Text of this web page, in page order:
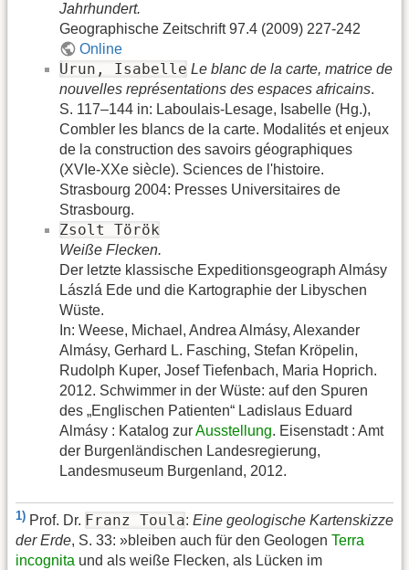
Jahrhundert.
Geographische Zeitschrift 97.4 (2009) 227-242
Online
Urun, Isabelle Le blanc de la carte, matrice de
nouvelles représentations des espaces africains.
S. 117–144 in: Laboulais-Lesage, Isabelle (Hg.),
Combler les blancs de la carte. Modalités et enjeux
de la construction des savoirs géographiques
(XVIe-XXe siècle). Sciences de l'histoire.
Strasbourg 2004: Presses Universitaires de
Strasbourg.
Zsolt Török
Weiße Flecken.
Der letzte klassische Expeditionsgeograph Almásy
Lászlá Ede und die Kartographie der Libyschen
Wüste.
In: Weese, Michael, Andrea Almásy, Alexander
Almásy, Gerhard L. Fasching, Stefan Kröpelin,
Rudolph Kuper, Josef Tiefenbach, Maria Hoprich.
2012. Schwimmer in der Wüste: auf den Spuren
des „Englischen Patienten“ Ladislaus Eduard
Almásy : Katalog zurAusstellung. Eisenstadt : Amt
der Burgenländischen Landesregierung,
Landesmuseum Burgenland, 2012.
1) Prof. Dr. Franz Toula: Eine geologische Kartenskizze
der Erde, S. 33: »bleiben auch für den Geologen Terra
incognita und als weiße Flecken, als Lücken im